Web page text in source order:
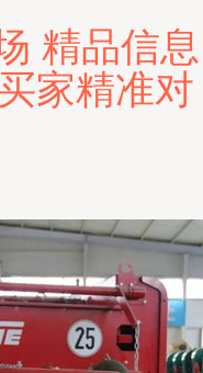
精品信息
家精准对